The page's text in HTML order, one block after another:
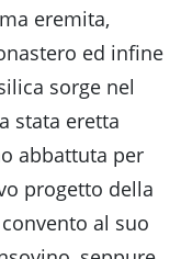
eremita,
ed infine
sorge nel
stata eretta
abbattuta per
progetto della
al suo